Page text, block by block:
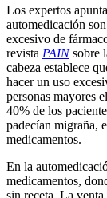
Los expertos
automedicación
excesivo de
revista PAINsobre
cabeza establece
hacer un uso
personas mayores
40% de los
padecían migraña,
medicamentos.
En la
medicamentos,